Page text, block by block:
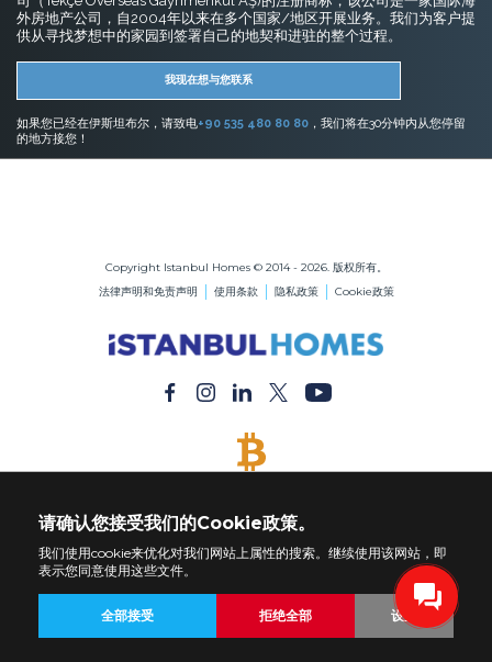
外房地产公司，自2004年以来在多个国家/地区开展业务。我们为客户提
供从寻找梦想中的家园到签署自己的地契和进驻的整个过程。
我现在想与您联系
如果您已经在伊斯坦布尔，请致电+90 535 480 80 80 ，我们将在30分钟内从您停留
的地方接您！
Copyright Istanbul Homes © 2014 - 2026. 版权所有。
法律声明和免责声明
使用条款 隐私政策 Cookie政策
请确认您接受我们的Cookie政策。
我们使用cookie来优化对我们网站上属性的搜索。继续使用该网站，即
表示您同意使用这些文件。
全部接受 拒绝全部 设置